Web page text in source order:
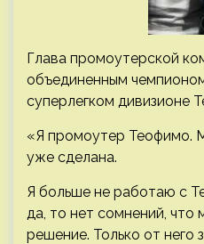
Глава промоутерской
объединенным
суперлегком дивизионе
«Я промоутер Теофимо.
уже сделана.
Я больше не работаю с
да, то нет сомнений, что
решение. Только от него